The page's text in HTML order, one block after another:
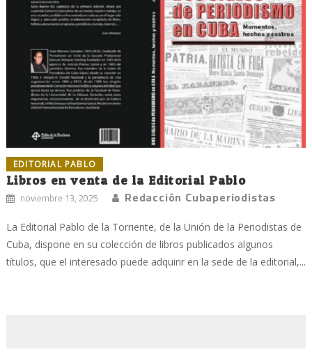
EDITORIAL PABLO
Libros en venta de la Editorial Pablo
noviembre 13, 2025 Redacción Cubaperiodistas
La Editorial Pablo de la Torriente, de la Unión de la Periodistas de
Cuba, dispone en su colección de libros publicados algunos
títulos, que el interesado puede adquirir en la sede de la editorial,...